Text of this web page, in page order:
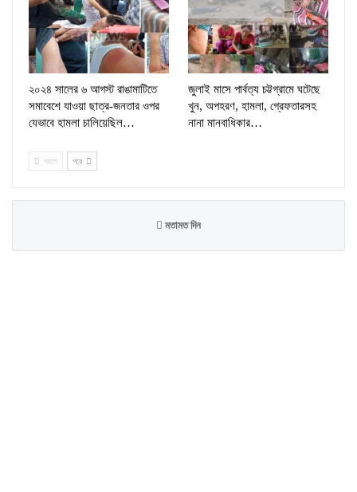
২০২৪ সালের ৬ আগস্ট রাঙামাটিতে
সমাবেশে যাওয়া ছাত্র-জনতার ওপর
যেভাবে হামলা চালিয়েছিল…
জুলাই মাসে পার্বত্য চট্টগ্রামে ঘটেছে
খুন, অপহরণ, হামলা, গ্রেফতারসহ
নানা মানবাধিকার…
আগে পরে
মতামত দিন